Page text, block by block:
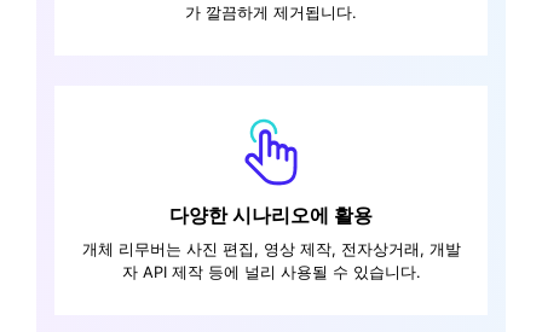
가 깔끔하게 제거됩니다.
다양한 시나리오에 활용
개체 리무버는 사진 편집, 영상 제작, 전자상거래, 개발
자 API 제작 등에 널리 사용될 수 있습니다.